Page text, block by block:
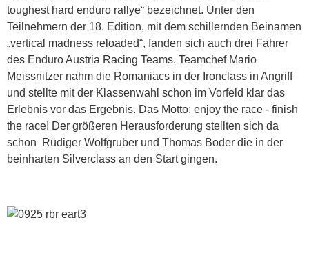
toughest hard enduro rallye“ bezeichnet. Unter den
Teilnehmern der 18. Edition, mit dem schillernden Beinamen
„vertical madness reloaded“, fanden sich auch drei Fahrer
des Enduro Austria Racing Teams. Teamchef Mario
Meissnitzer nahm die Romaniacs in der Ironclass in Angriff
und stellte mit der Klassenwahl schon im Vorfeld klar das
Erlebnis vor das Ergebnis. Das Motto: enjoy the race - finish
the race! Der größeren Herausforderung stellten sich da
schon Rüdiger Wolfgruber und Thomas Boder die in der
beinharten Silverclass an den Start gingen.